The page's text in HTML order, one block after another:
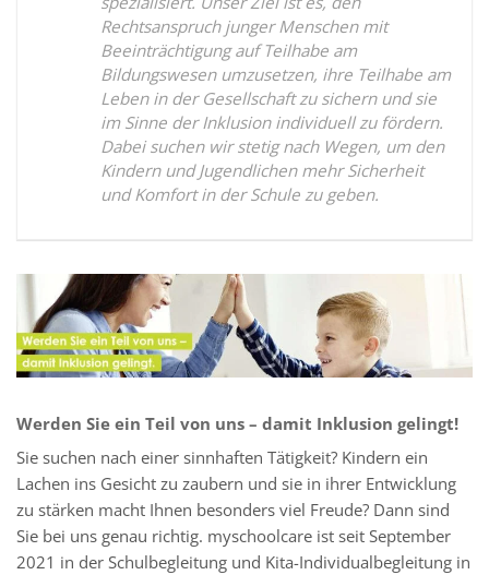
Rechtsanspruch junger Menschen mit
Beeinträchtigung auf Teilhabe am
Bildungswesen umzusetzen, ihre Teilhabe am
Leben in der Gesellschaft zu sichern und sie
im Sinne der Inklusion individuell zu fördern.
Dabei suchen wir stetig nach Wegen, um den
Kindern und Jugendlichen mehr Sicherheit
und Komfort in der Schule zu geben.
Werden Sie ein Teil von uns – damit Inklusion gelingt!
Sie suchen nach einer sinnhaften Tätigkeit? Kindern ein
Lachen ins Gesicht zu zaubern und sie in ihrer Entwicklung
zu stärken macht Ihnen besonders viel Freude? Dann sind
Sie bei uns genau richtig. myschoolcare ist seit September
2021 in der Schulbegleitung und Kita-Individualbegleitung in